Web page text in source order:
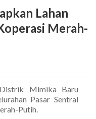
Lahan
Merah-
Mimika Baru
Pasar Sentral
Putih.